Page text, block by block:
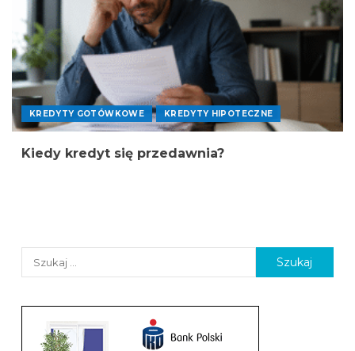
KREDYTY GOTÓWKOWE KREDYTY HIPOTECZNE
Kiedy kredyt się przedawnia?